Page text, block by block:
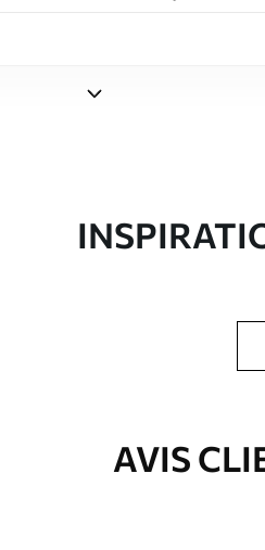
Uwalls
commande et livré en rouleaux
AVIS